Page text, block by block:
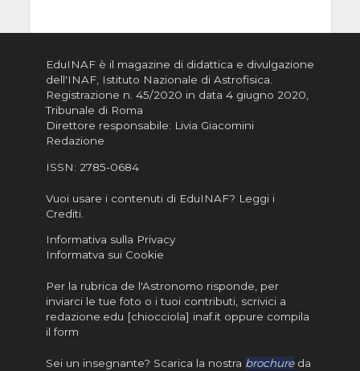
EduINAF è il magazine di didattica e divulgazione
dell'INAF, Istituto Nazionale di Astrofisica
Registrazione n. 45/2020 in data 4 giugno 2020,
Tribunale di Roma
Direttore responsabile: Livia Giacomini
Redazione
ISSN: 2785-0684
Vuoi usare i contenuti di EduINAF? Leggi i
Crediti.
Informativa sulla Privacy
Informatva sui Cookie
Per la rubrica de l'Astronomo risponde, per
inviarci le tue foto o i tuoi contributi, scrivici a
redazione.edu [chiocciola] inaf.it oppure compila
il form
Sei un insegnante? Scarica la nostra brochureda